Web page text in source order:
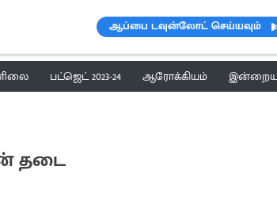
ஆப்பை டவுன்லோட் செய்யவும்
பட்ஜெட் 2023-24 ஆரோக்கியம் இன்றைய
தடை